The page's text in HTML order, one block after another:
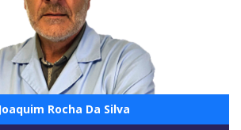
Joaquim Rocha Da Silva